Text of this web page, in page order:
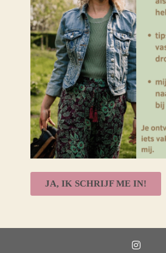
JA, IK SCHRIJF ME IN!